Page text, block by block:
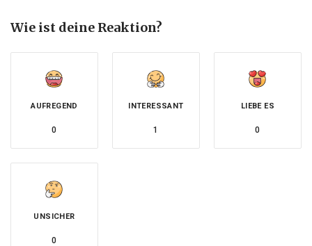
Wie ist deine Reaktion?
AUFREGEND
0
INTERESSANT
1
LIEBE ES
0
UNSICHER
0